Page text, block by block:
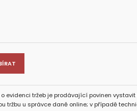
evidenci tržeb je prodávající povinen
tržbu u správce daně online; v případě